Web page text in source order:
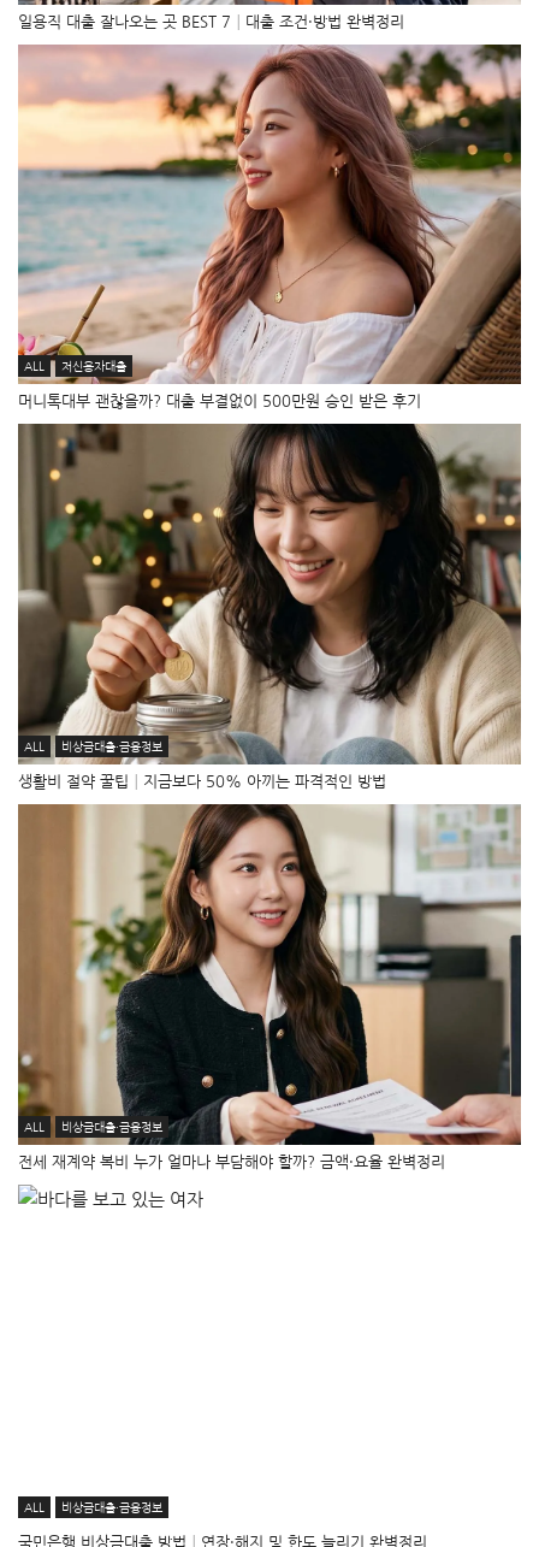
일용직 대출 잘나오는 곳 BEST 7│대출 조건·방법 완벽정리
ALL 저신용자대출
머니톡대부 괜찮을까? 대출 부결없이 500만원 승인 받은 후기
ALL 비상금대출·금융정보
생활비 절약 꿀팁│지금보다 50% 아끼는 파격적인 방법
ALL 비상금대출·금융정보
전세 재계약 복비 누가 얼마나 부담해야 할까? 금액·요율 완벽정리
ALL 비상금대출·금융정보
국민은행 비상금대출 방법│연장·해지 및 한도 늘리기 완벽정리